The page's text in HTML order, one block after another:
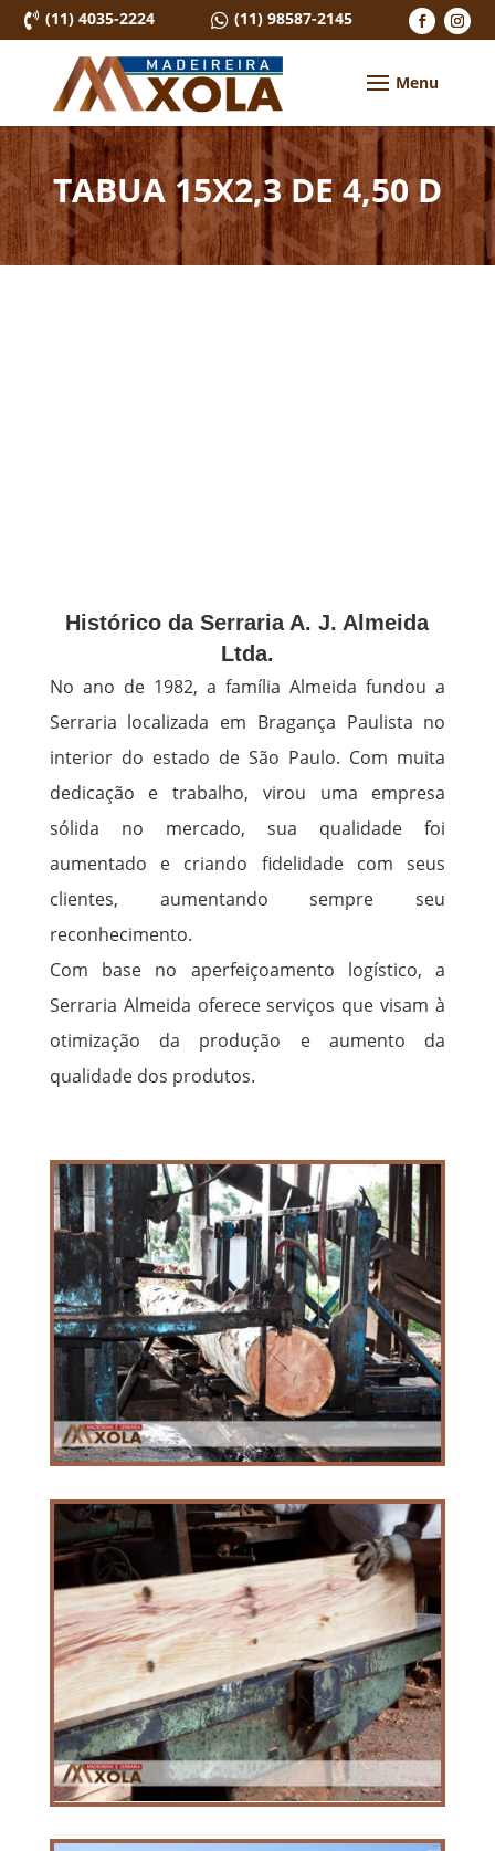
 (11) 4035-2224  (11) 98587-2145
TABUA 15X2,3 DE 4,50 D
Histórico da Serraria A. J. Almeida
Ltda.
No ano de 1982, a família Almeida fundou a
Serraria localizada em Bragança Paulista no
interior do estado de São Paulo. Com muita
dedicação e trabalho, virou uma empresa
sólida no mercado, sua qualidade foi
aumentado e criando fidelidade com seus
clientes, aumentando sempre seu
reconhecimento.
Com base no aperfeiçoamento logístico, a
Serraria Almeida oferece serviços que visam à
otimização da produção e aumento da
qualidade dos produtos.